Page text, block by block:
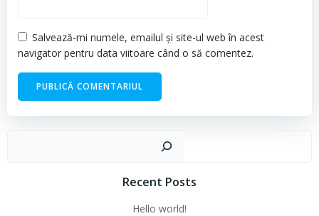
Salvează-mi numele, emailul și site-ul web în acest
navigator pentru data viitoare când o să comentez.
Recent Posts
Hello world!